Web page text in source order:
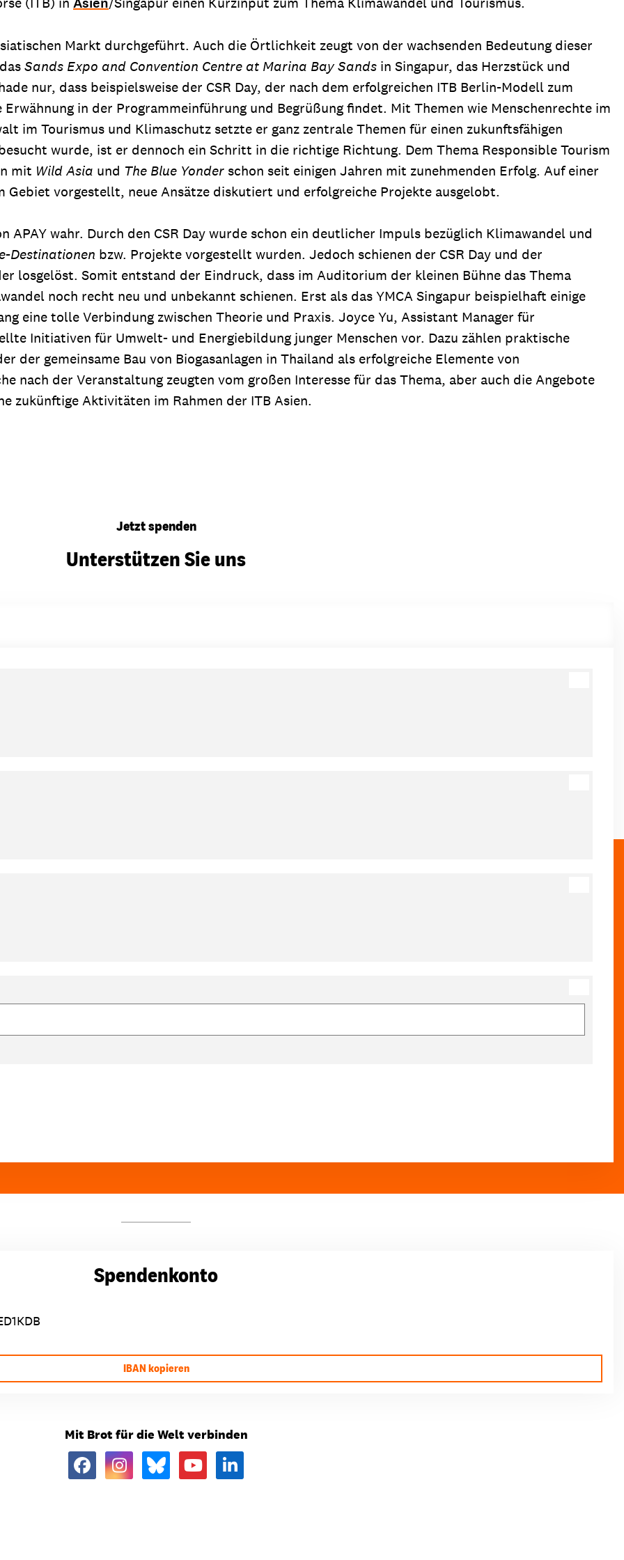
Markt durchgeführt. Auch die Örtlichkeit zeugt von der wachsenden Bedeutung dieser
Sands Expo and Convention Centre at Marina Bay Sands in Singapur, das Herzstück und
nur, dass beispielsweise der CSR Day, der nach dem erfolgreichen ITB Berlin-Modell zum
in der Programmeinführung und Begrüßung findet. Mit Themen wie Menschenrechte im
im Tourismus und Klimaschutz setzte er ganz zentrale Themen für einen zukunftsfähigen
wurde, ist er dennoch ein Schritt in die richtige Richtung. Dem Thema Responsible Tourism
mit Wild Asia und The Blue Yonder schon seit einigen Jahren mit zunehmenden Erfolg. Auf einer
Gebiet vorgestellt, neue Ansätze diskutiert und erfolgreiche Projekte ausgelobt.
APAY wahr. Durch den CSR Day wurde schon ein deutlicher Impuls bezüglich Klimawandel und
Destinationen bzw. Projekte vorgestellt wurden. Jedoch schienen der CSR Day und der
losgelöst. Somit entstand der Eindruck, dass im Auditorium der kleinen Bühne das Thema
noch recht neu und unbekannt schienen. Erst als das YMCA Singapur beispielhaft einige
eine tolle Verbindung zwischen Theorie und Praxis. Joyce Yu, Assistant Manager für
Initiativen für Umwelt- und Energiebildung junger Menschen vor. Dazu zählen praktische
der gemeinsame Bau von Biogasanlagen in Thailand als erfolgreiche Elemente von
nach der Veranstaltung zeugten vom großen Interesse für das Thema, aber auch die Angebote
zukünftige Aktivitäten im Rahmen der ITB Asien.
Jetzt spenden
Unterstützen Sie uns
Spendenkonto
IBAN kopieren
Mit Brot für die Welt verbinden